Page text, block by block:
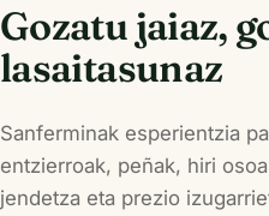
Gozatu jaiaz,
lasaitasunaz
Sanferminak esperientzia
entzierroak, peñak, hiri
jendetza eta prezio